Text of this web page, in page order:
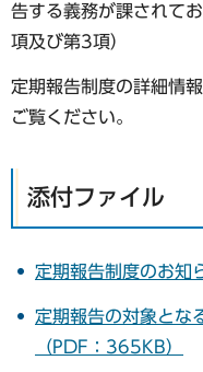
告する義務が課されて
項及び第3項）
定期報告制度の詳細情
ご覧ください。
添付ファイル
定期報告制度のお知
定期報告の対象とな
（PDF：365KB）